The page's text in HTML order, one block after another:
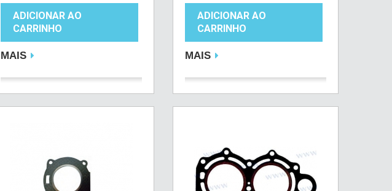
ADICIONAR AO
CARRINHO
MAIS
ADICIONAR AO
CARRINHO
MAIS